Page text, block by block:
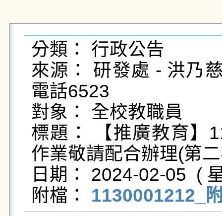
分類： 行政公告
來源： 研發處 - 洪乃
電話6523
對象： 全校教職員
標題： 【推廣教育】
作業敬請配合辦理(第
日期： 2024-02-05  (
附檔： 1130001212_